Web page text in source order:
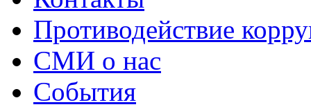
Противодействие
СМИ о нас
События